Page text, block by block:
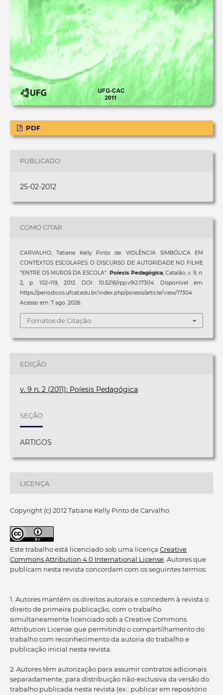
PDF
PUBLICADO
25-02-2012
COMO CITAR
CARVALHO, Tatiane Kelly Pinto de. VIOLÊNCIA SIMBÓLICA EM
CONTEXTOS ESCOLARES: O DISCURSO DE AUTORIDADE NO FILME
“ENTRE OS MUROS DA ESCOLA”. Poíesis Pedagógica, Catalão, v. 9, n.
2, p. 102–119, 2012. DOI: 10.5216/rpp.v9i2.17304. Disponível em:
https://periodicos.ufcat.edu.br/index.php/poiesis/article/view/17304.
Acesso em: 7 ago. 2026.
Fomatos de Citação
EDIÇÃO
v. 9 n. 2 (2011): Poíesis Pedagógica
SEÇÃO
ARTIGOS
LICENÇA
Copyright (c) 2012 Tatiane Kelly Pinto de Carvalho
Este trabalho está licenciado sob uma licença Creative
Commons Attribution 4.0 International License. Autores que
publicam nesta revista concordam com os seguintes termos:
1. Autores mantém os direitos autorais e concedem à revista o
direito de primeira publicação, com o trabalho
simultaneamente licenciado sob a Creative Commons
Attribution License que permitindo o compartilhamento do
trabalho com reconhecimento da autoria do trabalho e
publicação inicial nesta revista.
2. Autores têm autorização para assumir contratos adicionais
separadamente, para distribuição não-exclusiva da versão do
trabalho publicada nesta revista (ex.: publicar em repositório